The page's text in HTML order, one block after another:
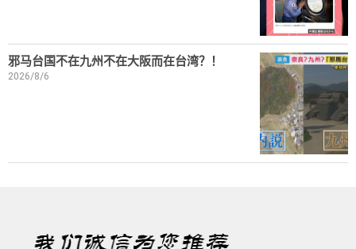
邪马台国不在九州不在大阪而在台湾？！
2026/8/6